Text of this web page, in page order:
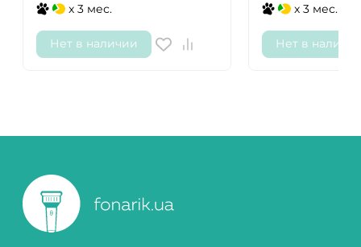
x 3 мес.
Нет в наличии
x 3 мес.
Нет в